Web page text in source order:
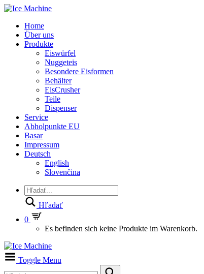
Home
Über uns
Produkte
Eiswürfel
Nuggeteis
Besondere Eisformen
Behälter
EisCrusher
Teile
Dispenser
Service
Abholpunkte EU
Basar
Impressum
Deutsch
English
Slovenčina
Hľadať
0
Es befinden sich keine Produkte im Warenkorb.
Toggle Menu